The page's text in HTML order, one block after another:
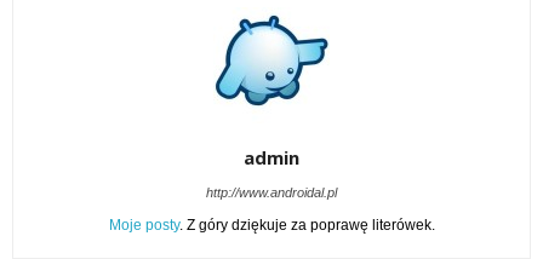
admin
http://www.androidal.pl
Moje posty. Z góry dziękuje za poprawę literówek.